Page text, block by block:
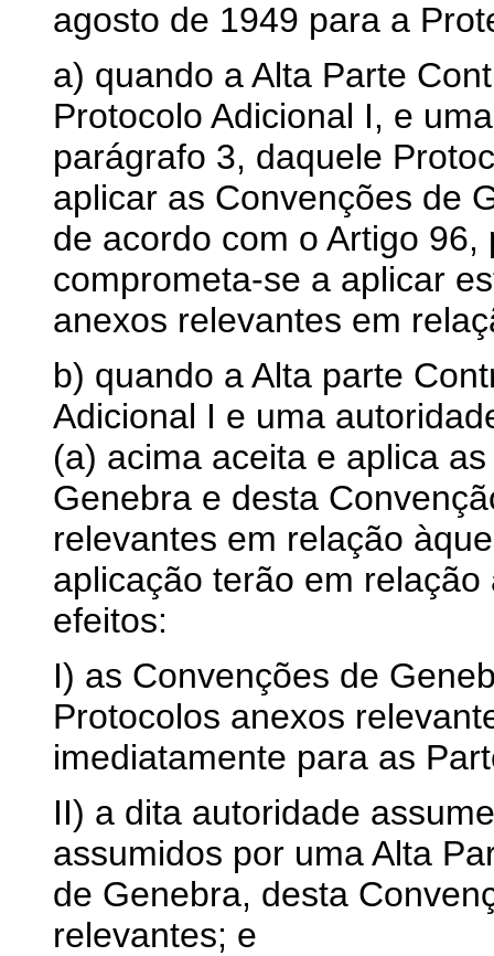
agosto de 1949 para a
a) quando a Alta Parte
Protocolo Adicional I, e
parágrafo 3, daquele
aplicar as Convenções de
de acordo com o Artigo
comprometa-se a aplicar
anexos relevantes em
b) quando a Alta parte
Adicional I e uma
(a) acima aceita e aplica
Genebra e desta
relevantes em relação
aplicação terão em
efeitos:
I) as Convenções de
Protocolos anexos
imediatamente para as
II) a dita autoridade
assumidos por uma Alta
de Genebra, desta
relevantes; e